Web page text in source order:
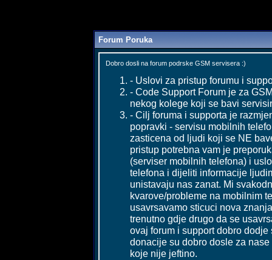
Forum Poruka
Dobro dosli na forum podrske GSM servisera :)
- Uslovi za pristup forumu i
- Code Support Forum je za
nekog kolege koji se bavi
- Cilj foruma i supporta je
popravki - servisu mobilnih
zasticena od ljudi koji se NE
pristup potrebna vam je
(serviser mobilnih telefona) i
telefona i dijeliti informacije
unistavaju nas zanat. Mi
kvarove/probleme na mobilnim
usavrsavamo sticuci nova
trenutno gdje drugo da se
ovaj forum i support dobro
donacije su dobro dosle za
koje nije jeftino.